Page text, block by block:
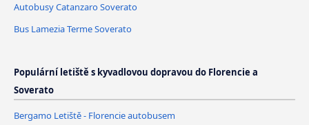
Autobusy Catanzaro Soverato
Bus Lamezia Terme Soverato
Populární letiště s kyvadlovou dopravou do Florencie a
Soverato
Bergamo Letiště - Florencie autobusem